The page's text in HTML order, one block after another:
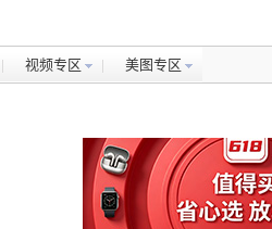
视频专区 美图专区